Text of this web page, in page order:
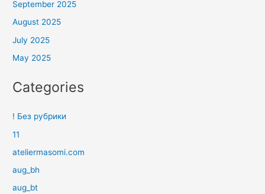
September 2025
August 2025
July 2025
May 2025
Categories
! Без рубрики
11
ateliermasomi.com
aug_bh
aug_bt